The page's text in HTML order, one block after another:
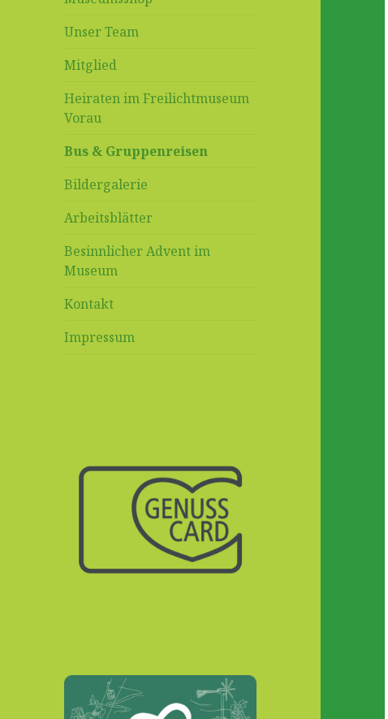
Unser Team
Mitglied
Heiraten im Freilichtmuseum
Vorau
Bus & Gruppenreisen
Bildergalerie
Arbeitsblätter
Besinnlicher Advent im
Museum
Kontakt
Impressum